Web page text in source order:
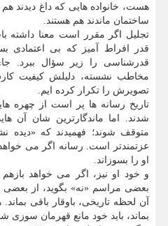
هست، خانواده هایی که داغ دیدند
ساختمان ماندند هم هستند.
تجلیل اگر مقرر است معنا داشته
قدر افراط آمیز که بی اعتمادی
قدرشناسی را زیر سؤال ببرد.
مخاطب نشسته، دلیلش کیفیت
تصویرش را تکرار کرده ایم.
تاریخ رسانه ها پر است از چهره
شدند. اما ماندگارترین شان آن
متوقف شوند؛ فهمیدند که «دیده
عزتمندتر است. رسانه اگر می
او را بسوزاند.
و خود او نیز، اگر می خواهد بازهم
بعضی مراسم «نه» بگوید، از بعضی
آن لحظه تاریخی، باوقار باقی
بماند، باید خود مانع قهرمان سوزی